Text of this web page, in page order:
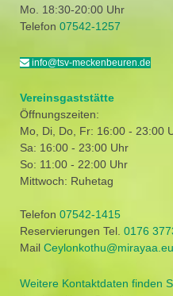
Mo. 18:30-20:00 Uhr
Telefon 07542-1257
info@tsv-meckenbeuren.de
Vereinsgaststätte
Öffnungszeiten:
Mo, Di, Do, Fr: 16:00 - 23:00
Sa: 16:00 - 23:00 Uhr
So: 11:00 - 22:00 Uhr
Mittwoch: Ruhetag
Telefon 07542-1415
Reservierungen Tel. 0176
Mail Ceylonkothu@mirayaa.eu
Weitere Kontaktdaten finden